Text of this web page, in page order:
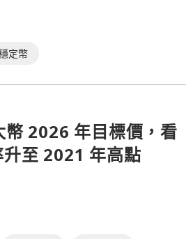
用⋯
定幣
2026 年目標價，看
至 2021 年高點